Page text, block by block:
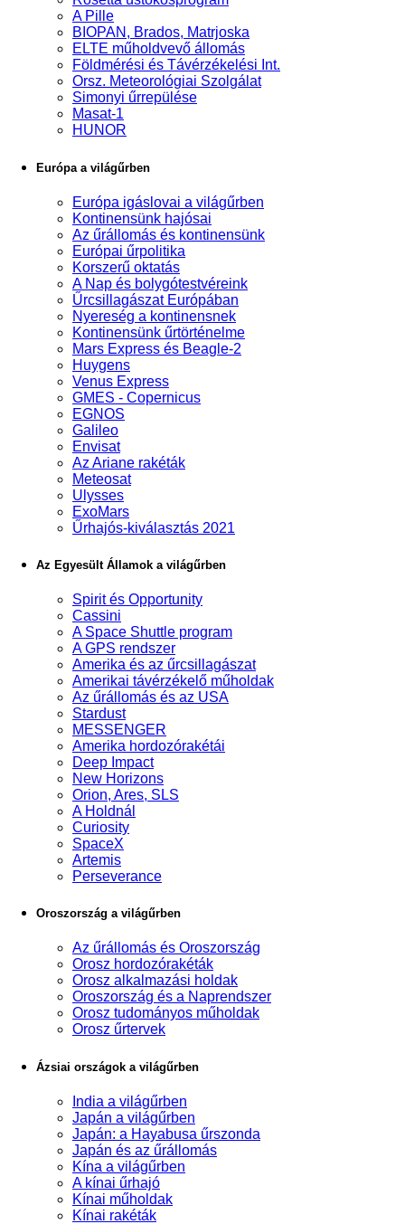
A Pille
BIOPAN, Brados, Matrjoska
ELTE műholdvevő állomás
Földmérési és Távérzékelési Int.
Orsz. Meteorológiai Szolgálat
Simonyi űrrepülése
Masat-1
HUNOR
Európa a világűrben
Európa igáslovai a világűrben
Kontinensünk hajósai
Az űrállomás és kontinensünk
Európai űrpolitika
Korszerű oktatás
A Nap és bolygótestvéreink
Űrcsillagászat Európában
Nyereség a kontinensnek
Kontinensünk űrtörténelme
Mars Express és Beagle-2
Huygens
Venus Express
GMES - Copernicus
EGNOS
Galileo
Envisat
Az Ariane rakéták
Meteosat
Ulysses
ExoMars
Űrhajós-kiválasztás 2021
Az Egyesült Államok a világűrben
Spirit és Opportunity
Cassini
A Space Shuttle program
A GPS rendszer
Amerika és az űrcsillagászat
Amerikai távérzékelő műholdak
Az űrállomás és az USA
Stardust
MESSENGER
Amerika hordozórakétái
Deep Impact
New Horizons
Orion, Ares, SLS
A Holdnál
Curiosity
SpaceX
Artemis
Perseverance
Oroszország a világűrben
Az űrállomás és Oroszország
Orosz hordozórakéták
Orosz alkalmazási holdak
Oroszország és a Naprendszer
Orosz tudományos műholdak
Orosz űrtervek
Ázsiai országok a világűrben
India a világűrben
Japán a világűrben
Japán: a Hayabusa űrszonda
Japán és az űrállomás
Kína a világűrben
A kínai űrhajó
Kínai műholdak
Kínai rakéták